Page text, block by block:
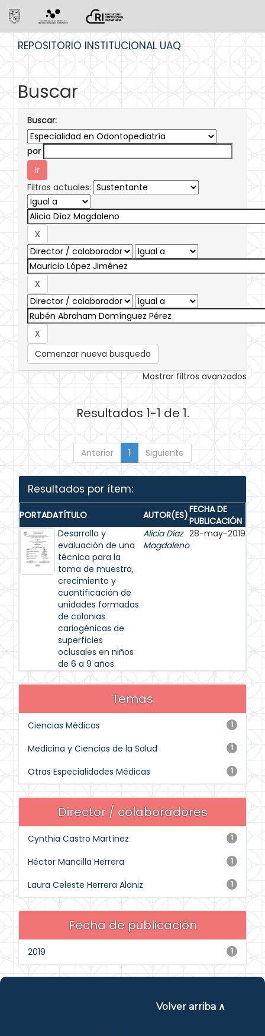
REPOSITORIO INSTITUCIONAL UAQ
Buscar
Buscar:
por
Filtros actuales:
Comenzar nueva busqueda
Mostrar filtros avanzados
Resultados 1-1 de 1.
Anterior 1 Siguiente
Resultados por ítem:
PORTADATÍTULO AUTOR(ES)FECHA DE
PUBLICACIÓN
Desarrollo y
evaluación de una
técnica para la
toma de muestra,
crecimiento y
cuantificación de
unidades formadas
de colonias
cariogénicas de
superficies
oclusales en niños
de 6 a 9 años.
Alicia Díaz
Magdaleno
28-may-2019
Temas
1
Ciencias Médicas
1
Medicina y Ciencias de la Salud
1
Otras Especialidades Médicas
Director / colaboradores
1
Cynthia Castro Martínez
1
Héctor Mancilla Herrera
1
Laura Celeste Herrera Alaniz
Fecha de publicación
1
2019
Volver arriba ∧